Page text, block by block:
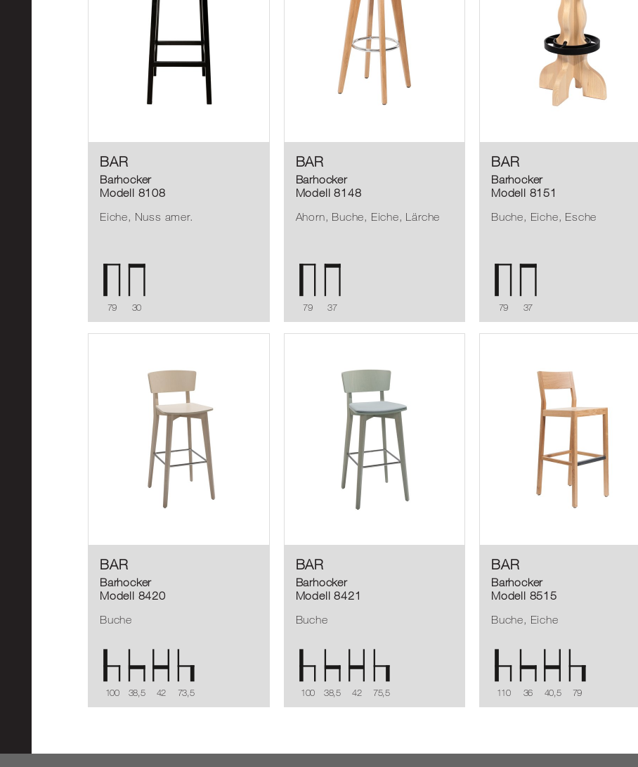
BAR
Barhocker
Modell 8108
Eiche, Nuss amer.
79 30
BAR
Barhocker
Modell 8148
Ahorn, Buche, Eiche, Lärche
79 37
BAR
Barhocker
Modell 8151
Buche, Eiche, Esche
79 37
BAR
Barhocker
Modell 8420
Buche
100 38,5 42 73,5
BAR
Barhocker
Modell 8421
Buche
100 38,5 42 75,5
BAR
Barhocker
Modell 8515
Buche, Eiche
110 36 40,5 79